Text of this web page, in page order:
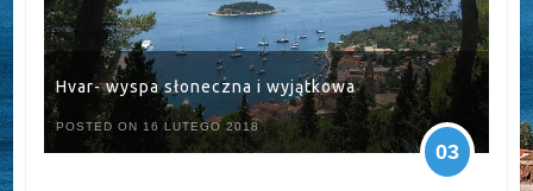
Hvar- wyspa słoneczna i wyjątkowa
POSTED ON 16 LUTEGO 2018
03